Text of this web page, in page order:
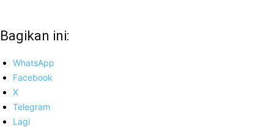
Bagikan ini:
WhatsApp
Facebook
X
Telegram
Lagi